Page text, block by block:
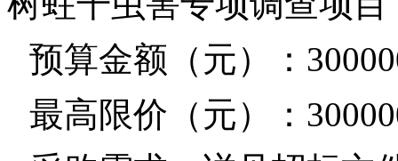
预算金额（元）：
最高限价（元）：